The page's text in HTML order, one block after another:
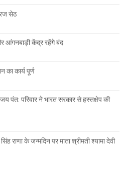
सेठ
आंगनबाड़ी केंद्र रहेंगे बंद
कार्य पूर्ण
पंत: परिवार ने भारत सरकार से हस्तक्षेप की
राणा के जन्मदिन पर माता श्रीमती श्यामा देवी